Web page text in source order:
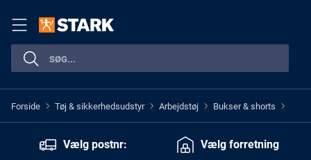
Forside > Tøj & sikkerhedsudstyr > Arbejdstøj > Bukser & shorts >
Vælg postnr: Vælg forretning